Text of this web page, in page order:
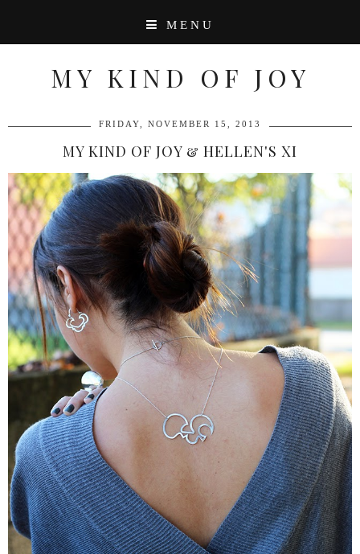
MENU
MY KIND OF JOY
FRIDAY, NOVEMBER 15, 2013
MY KIND OF JOY & HELLEN'S XI